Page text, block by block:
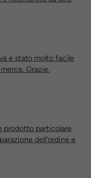
è stato molto facile
Grazie.
prodotto particolare
dell'ordine e